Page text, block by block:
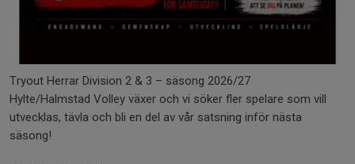
Tryout Herrar Division 2 & 3 – säsong 2026/27
Hylte/Halmstad Volley växer och vi söker fler spelare som vill
utvecklas, tävla och bli en del av vår satsning inför nästa
säsong!